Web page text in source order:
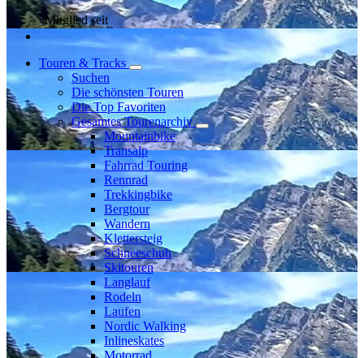
Mitglied seit
Touren & Tracks
Suchen
Die schönsten Touren
Die Top Favoriten
Gesamtes Tourenarchiv
Mountainbike
Transalp
Fahrrad Touring
Rennrad
Trekkingbike
Bergtour
Wandern
Klettersteig
Schneeschuh
Skitouren
Langlauf
Rodeln
Laufen
Nordic Walking
Inlineskates
Motorrad